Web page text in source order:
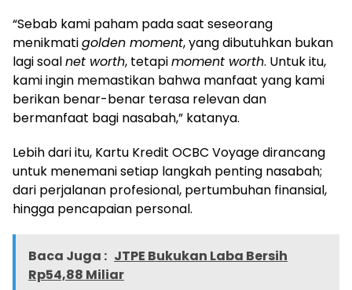
“Sebab kami paham pada saat seseorang
menikmatigolden moment, yang dibutuhkan bukan
lagi soalnet worth, tetapimoment worth. Untuk itu,
kami ingin memastikan bahwa manfaat yang kami
berikan benar-benar terasa relevan dan
bermanfaat bagi nasabah,” katanya.
Lebih dari itu, Kartu Kredit OCBC Voyage dirancang
untuk menemani setiap langkah penting nasabah;
dari perjalanan profesional, pertumbuhan finansial,
hingga pencapaian personal.
Baca Juga : JTPE Bukukan Laba Bersih
Rp54,88 Miliar